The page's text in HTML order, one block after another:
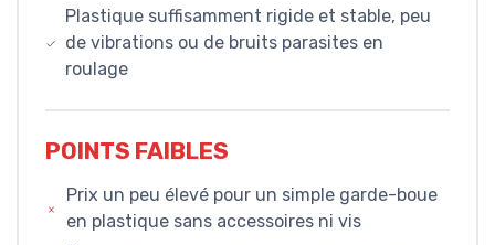
Plastique suffisamment rigide et stable, peu
de vibrations ou de bruits parasites en
roulage
POINTS FAIBLES
Prix un peu élevé pour un simple garde-boue
en plastique sans accessoires ni vis